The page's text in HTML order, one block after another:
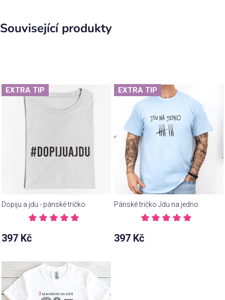
Související produkty
EXTRA TIP
Dopiju a jdu - pánské tričko
hodnocení
produktu
z 5
hvězdiček.
397 Kč
EXTRA TIP
Pánské tričko Jdu na jedno
hodnocení
produktu
397 Kč